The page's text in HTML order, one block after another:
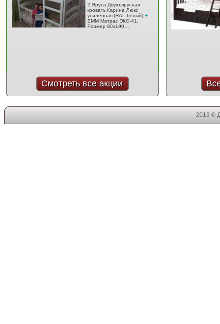
2 Яруса Двухъярусная
кровать Карина Люкс
усиленная (RAL белый)+
EMM Матрас ЭКО-41,
Размер 80x190…
Смотреть все акции
2013 ©